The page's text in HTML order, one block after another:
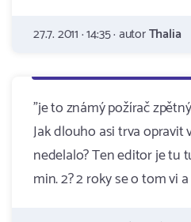
27.7. 2011 · 14:35 · autorThalia
"je to známý požírač
Jak dlouho asi trva opravit
nedelalo? Ten editor je tu
min. 2? 2 roky se o tom vi a